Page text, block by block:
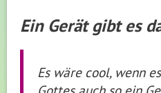
Ein Gerät gibt es
Es wäre cool, wenn